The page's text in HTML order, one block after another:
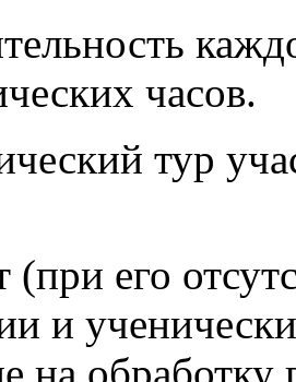
часов.
тур
(при его
и